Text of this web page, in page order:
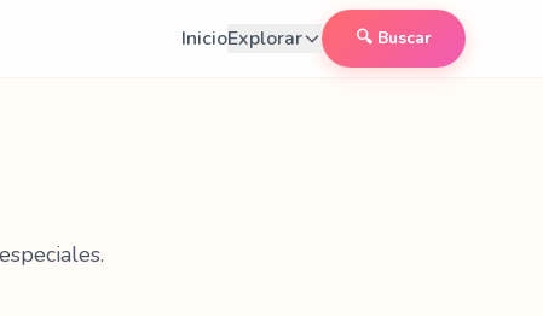
InicioExplorar 🔍 Buscar